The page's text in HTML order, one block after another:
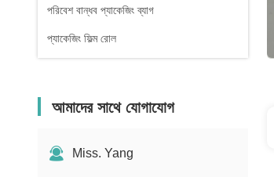
পরিবেশ বান্ধব প্যাকেজিং ব্যাগ
প্যাকেজিং ফিল্ম রোল
আমাদের সাথে যোগাযোগ
Miss. Yang